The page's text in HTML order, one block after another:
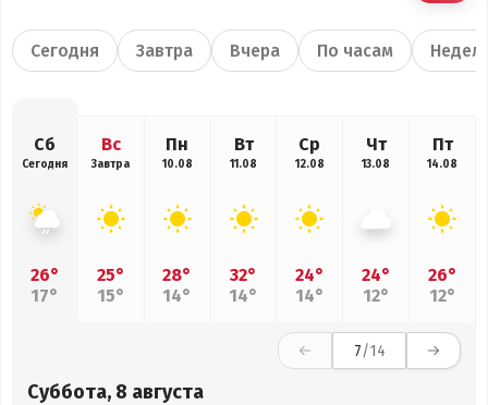
Сегодня Завтра Вчера По часам
Сб
Сегодня
26°
17°
Вс
Завтра
25°
15°
Пн
10.08
28°
14°
Вт
11.08
32°
14°
Ср
12.08
24°
14°
Чт
13.08
24°
12°
Пт
14.08
26°
12°
7/14
Суббота, 8 августа